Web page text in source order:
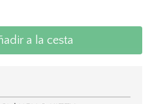
a la cesta